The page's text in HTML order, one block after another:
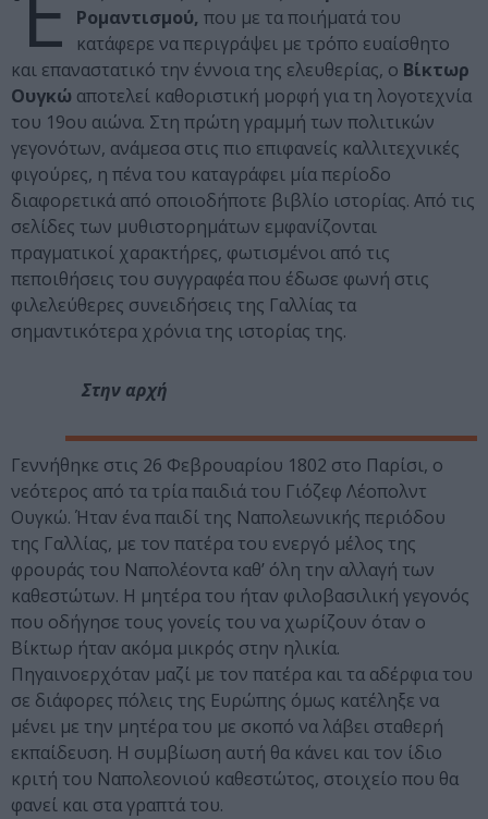
Ρομαντισμού, που με τα ποιήματά του
κατάφερε να περιγράψει με τρόπο ευαίσθητο
και επαναστατικό την έννοια της ελευθερίας, ο Βίκτωρ
Ουγκώ αποτελεί καθοριστική μορφή για τη λογοτεχνία
του 19ου αιώνα. Στη πρώτη γραμμή των πολιτικών
γεγονότων, ανάμεσα στις πιο επιφανείς καλλιτεχνικές
φιγούρες, η πένα του καταγράφει μία περίοδο
διαφορετικά από οποιοδήποτε βιβλίο ιστορίας. Από τις
σελίδες των μυθιστορημάτων εμφανίζονται
πραγματικοί χαρακτήρες, φωτισμένοι από τις
πεποιθήσεις του συγγραφέα που έδωσε φωνή στις
φιλελεύθερες συνειδήσεις της Γαλλίας τα
σημαντικότερα χρόνια της ιστορίας της.
Στην αρχή
Γεννήθηκε στις 26 Φεβρουαρίου 1802 στο Παρίσι, ο
νεότερος από τα τρία παιδιά του Γιόζεφ Λέοπολντ
Ουγκώ. Ήταν ένα παιδί της Ναπολεωνικής περιόδου
της Γαλλίας, με τον πατέρα του ενεργό μέλος της
φρουράς του Ναπολέοντα καθ’ όλη την αλλαγή των
καθεστώτων. Η μητέρα του ήταν φιλοβασιλική γεγονός
που οδήγησε τους γονείς του να χωρίζουν όταν ο
Βίκτωρ ήταν ακόμα μικρός στην ηλικία.
Πηγαινοερχόταν μαζί με τον πατέρα και τα αδέρφια του
σε διάφορες πόλεις της Ευρώπης όμως κατέληξε να
μένει με την μητέρα του με σκοπό να λάβει σταθερή
εκπαίδευση. Η συμβίωση αυτή θα κάνει και τον ίδιο
κριτή του Ναπολεονιού καθεστώτος, στοιχείο που θα
φανεί και στα γραπτά του.